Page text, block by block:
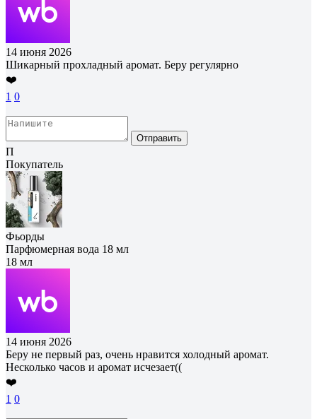
14 июня 2026
Шикарный прохладный аромат. Беру регулярно
❤️
1 0
Отправить
П
Покупатель
Фьорды
Парфюмерная вода 18 мл
18 мл
14 июня 2026
Беру не первый раз, очень нравится холодный аромат.
Несколько часов и аромат исчезает((
❤️
1 0